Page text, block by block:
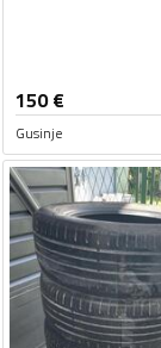
150€
Gusinje